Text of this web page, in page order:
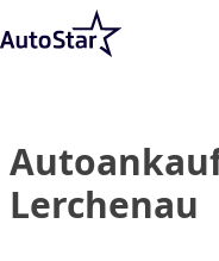
Skip to content
Lerchenau